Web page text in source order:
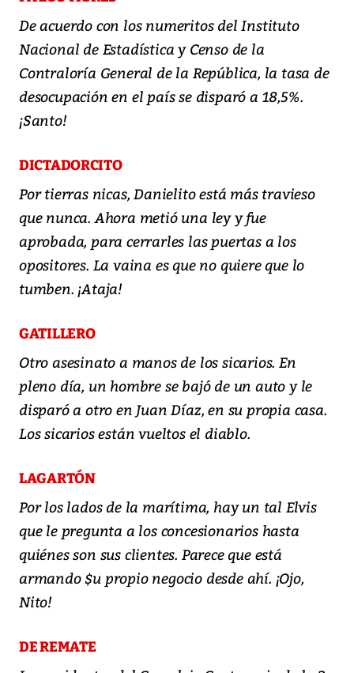
De acuerdo con los numeritos del Instituto
Nacional de Estadística y Censo de la
Contraloría General de la República, la tasa de
desocupación en el país se disparó a 18,5%.
¡Santo!
DICTADORCITO
Por tierras nicas, Danielito está más travieso
que nunca. Ahora metió una ley y fue
aprobada, para cerrarles las puertas a los
opositores. La vaina es que no quiere que lo
tumben. ¡Ataja!
GATILLERO
Otro asesinato a manos de los sicarios. En
pleno día, un hombre se bajó de un auto y le
disparó a otro en Juan Díaz, en su propia casa.
Los sicarios están vueltos el diablo.
LAGARTÓN
Por los lados de la marítima, hay un tal Elvis
que le pregunta a los concesionarios hasta
quiénes son sus clientes. Parece que está
armando $u propio negocio desde ahí. ¡Ojo,
Nito!
DE REMATE